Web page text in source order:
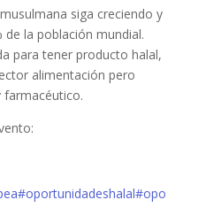
siga creciendo y
de la población mundial.
para tener producto halal,
alimentación pero
#oportunidadeshalal#opo